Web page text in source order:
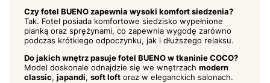
Czy fotel BUENO zapewnia wysoki komfort siedzenia?
Tak. Fotel posiada komfortowe siedzisko wypełnione
pianką oraz sprężynami, co zapewnia wygodę zarówno
podczas krótkiego odpoczynku, jak i dłuższego relaksu.
Do jakich wnętrz pasuje fotel BUENO w tkaninie COCO?
Model doskonale odnajdzie się we wnętrzach modern
classic, japandi, soft loft oraz w eleganckich salonach.